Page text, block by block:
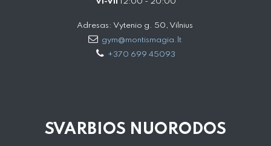
VI-VII 12:00 - 20:00
Adresas: Vytenio g. 50, Vilnius
gym@montismagia.lt
+370 699 45093
SVARBIOS NUORODOS